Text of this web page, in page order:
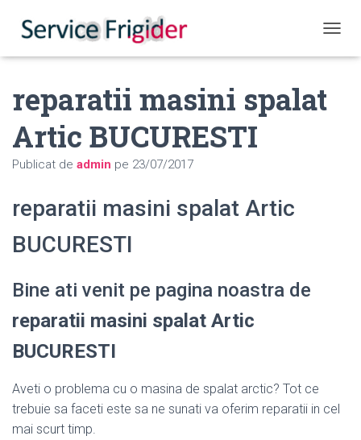
reparatii masini spalat
Artic BUCURESTI
Publicat de admin pe 23/07/2017
reparatii masini spalat Artic
BUCURESTI
Bine ati venit pe pagina noastra de
reparatii masini spalat Artic
BUCURESTI
Aveti o problema cu o masina de spalat arctic? Tot ce
trebuie sa faceti este sa ne sunati va oferim reparatii in cel
mai scurt timp.